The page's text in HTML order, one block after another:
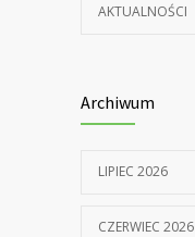
AKTUALNOŚCI
Archiwum
LIPIEC 2026
CZERWIEC 2026